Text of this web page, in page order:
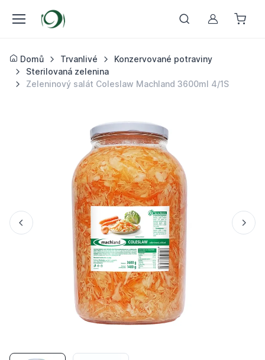
Můj účet
Domů Trvanlivé
Konzervované potraviny
Sterilovaná zelenina
Zeleninový salát Coleslaw Machland 3600ml 4/1S